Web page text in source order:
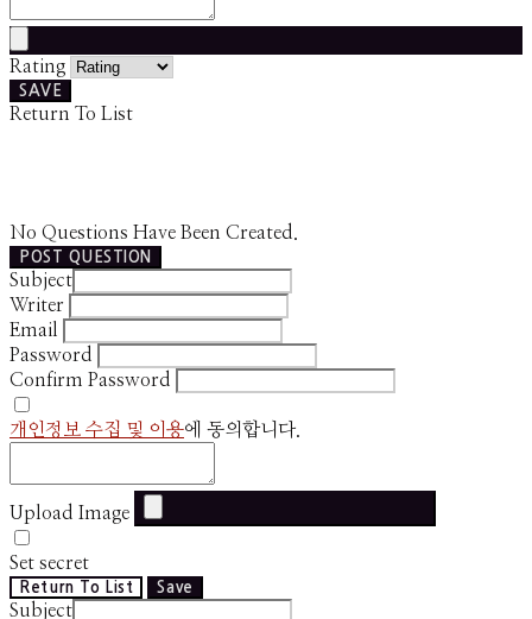
Rating
SAVE
Return To List
No Questions Have Been Created.
POST QUESTION
Subject
Writer
Email
Password
Confirm Password
개인정보 수집 및 이용에 동의합니다.
Upload Image
Set secret
Return To List Save
Subject